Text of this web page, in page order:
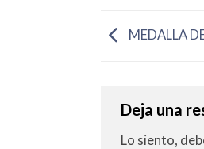
MEDALLA
Deja una
Lo siento,